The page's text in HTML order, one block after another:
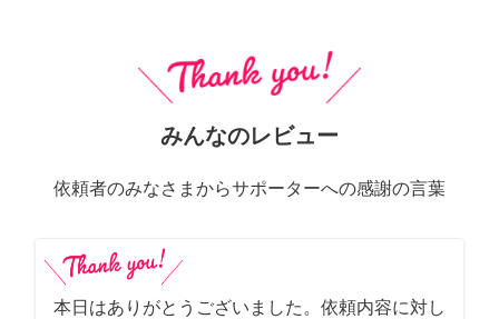
みんなのレビュー
依頼者のみなさまからサポーターへの感謝の言葉
本日はありがとうございました。依頼内容に対し